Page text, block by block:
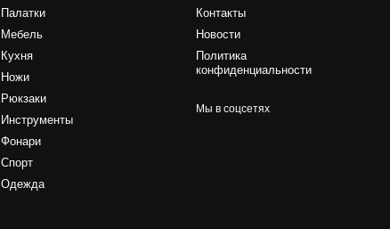
Палатки
Мебель
Кухня
Ножи
Рюкзаки
Инструменты
Фонари
Спорт
Одежда
Контакты
Новости
Политика
конфиденциальности
Мы в соцсетях